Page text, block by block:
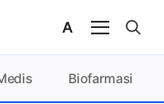
Biofarmasi